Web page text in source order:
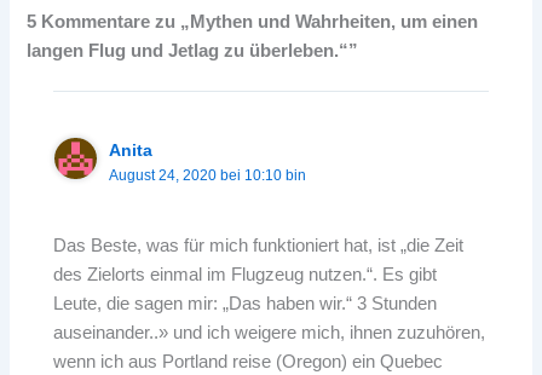
5 Kommentare zu „Mythen und Wahrheiten, um einen
langen Flug und Jetlag zu überleben.“”
Anita
August 24, 2020 bei 10:10 bin
Das Beste, was für mich funktioniert hat, ist „die Zeit
des Zielorts einmal im Flugzeug nutzen.“. Es gibt
Leute, die sagen mir: „Das haben wir.“ 3 Stunden
auseinander..» und ich weigere mich, ihnen zuzuhören,
wenn ich aus Portland reise (Oregon) ein Quebec